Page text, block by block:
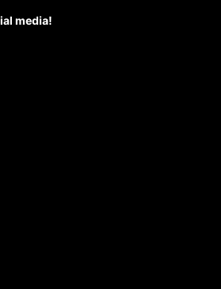
media!